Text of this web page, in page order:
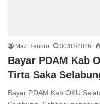
Maz Hendro 30/03/2026
Bayar PDAM Kab
Tirta Saka
Bayar PDAM Kab OKU